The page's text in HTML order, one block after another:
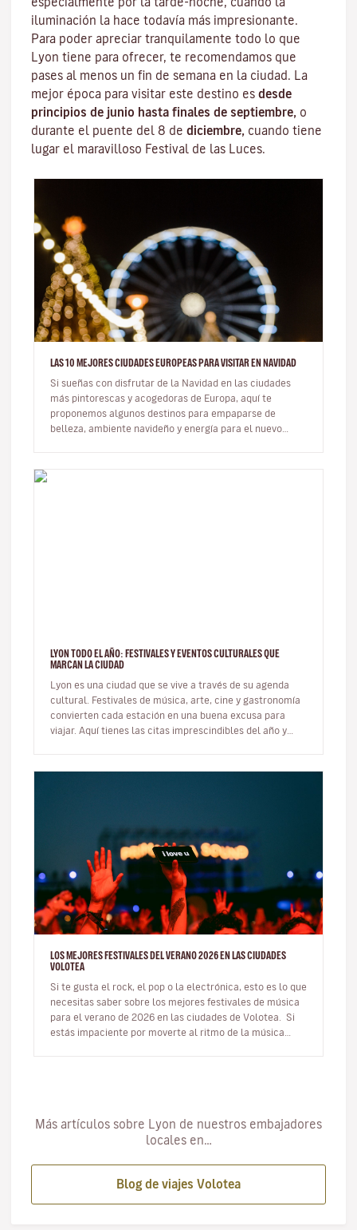
iluminación la hace todavía más impresionante.
Para poder apreciar tranquilamente todo lo que
Lyon tiene para ofrecer, te recomendamos que
pases al menos un fin de semana en la ciudad. La
mejor época para visitar este destino es desde
principios de junio hasta finales de septiembre, o
durante el puente del 8 de diciembre, cuando tiene
lugar el maravilloso Festival de las Luces.
LAS 10 MEJORES CIUDADES EUROPEAS PARA VISITAR EN NAVIDAD
Si sueñas con disfrutar de la Navidad en las ciudades
más pintorescas y acogedoras de Europa, aquí te
proponemos algunos destinos para empaparse de
belleza, ambiente navideño y energía para el nuevo
LYON TODO EL AÑO: FESTIVALES Y EVENTOS CULTURALES QUE
MARCAN LA CIUDAD
Lyon es una ciudad que se vive a través de su agenda
cultural. Festivales de música, arte, cine y gastronomía
convierten cada estación en una buena excusa para
viajar. Aquí tienes las citas imprescindibles del año y
LOS MEJORES FESTIVALES DEL VERANO 2026 EN LAS CIUDADES
VOLOTEA
Si te gusta el rock, el pop o la electrónica, esto es lo que
necesitas saber sobre los mejores festivales de música
para el verano de 2026 en las ciudades de Volotea. Si
estás impaciente por moverte al ritmo de la música…
Más artículos sobre Lyon de nuestros embajadores
locales en…
Blog de viajes Volotea